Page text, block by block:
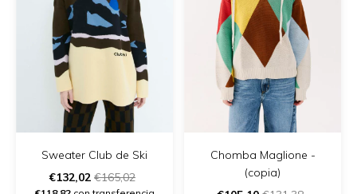
Sweater Club de Ski
€132,02 €165,02
Chomba Maglione -
(copia)